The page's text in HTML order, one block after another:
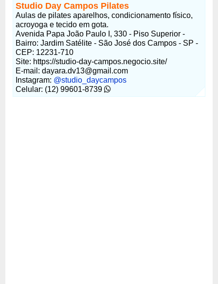
Studio Day Campos Pilates
Aulas de pilates aparelhos, condicionamento físico,
acroyoga e tecido em gota.
Avenida Papa João Paulo I, 330 - Piso Superior -
Bairro: Jardim Satélite - São José dos Campos - SP -
CEP: 12231-710
Site: https://studio-day-campos.negocio.site/
E-mail: dayara.dv13@gmail.com
Instagram: @studio_daycampos
Celular: (12) 99601-8739